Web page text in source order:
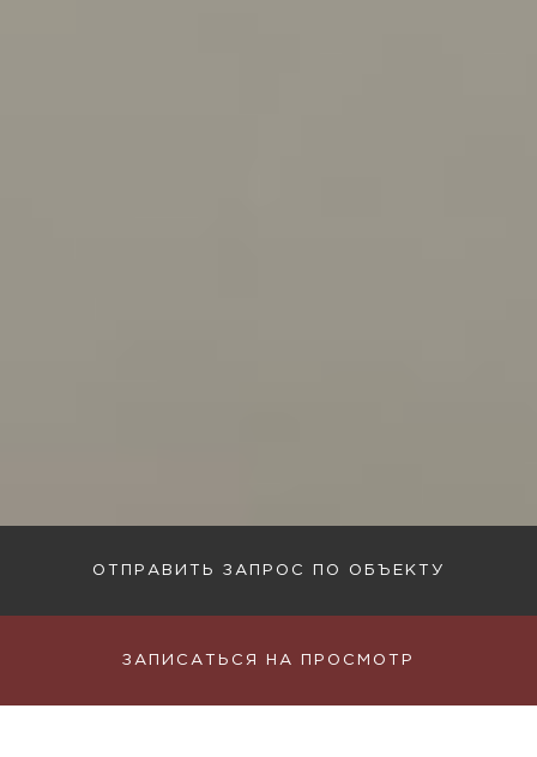
ОТПРАВИТЬ ЗАПРОС ПО ОБЪЕКТУ
ЗАПИСАТЬСЯ НА ПРОСМОТР